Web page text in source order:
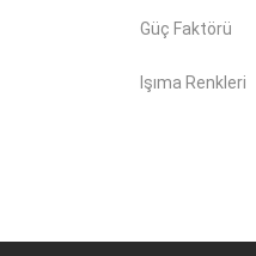
Güç Faktörü
Işıma Renkleri